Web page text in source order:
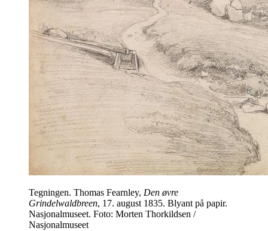
Tegningen. Thomas Fearnley, Den øvre
Grindelwaldbreen, 17. august 1835. Blyant på papir.
Nasjonalmuseet. Foto: Morten Thorkildsen /
Nasjonalmuseet